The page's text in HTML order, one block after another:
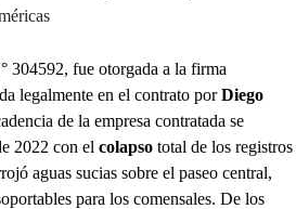
304592, fue otorgada a la firma
legalmente en el contrato porDiego
de la empresa contratada se
2022 con el colapso total de los registros
aguas sucias sobre el paseo central,
para los comensales. De los